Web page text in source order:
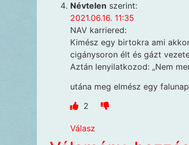
Névtelen szerint:
2021.06.16. 11:35
NAV karriered:
Kimész egy birtokra ami
cigánysoron élt és gázt
Aztán lenyilatkozod: „Nem
utána meg elmész egy
2
Válasz